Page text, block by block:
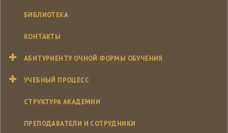
БИБЛИОТЕКА
КОНТАКТЫ
АБИТУРИЕНТУ ОЧНОЙ ФОРМЫ ОБУЧЕНИЯ
УЧЕБНЫЙ ПРОЦЕСС
СТРУКТУРА АКАДЕМИИ
ПРЕПОДАВАТЕЛИ И СОТРУДНИКИ